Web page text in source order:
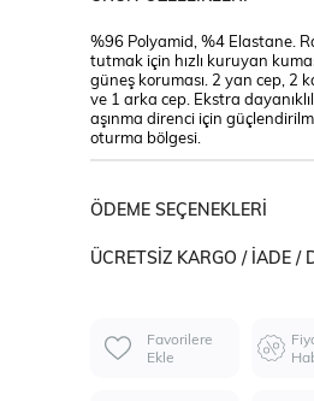
%96 Polyamid, %4 Elastane.
tutmak için hızlı kuruyan
güneş koruması. 2 yan cep, 2
ve 1 arka cep. Ekstra
aşınma direnci için
oturma bölgesi.
ÖDEME SEÇENEKLERI
ÜCRETSIZ KARGO / İADE /
Favorilere
Ekle